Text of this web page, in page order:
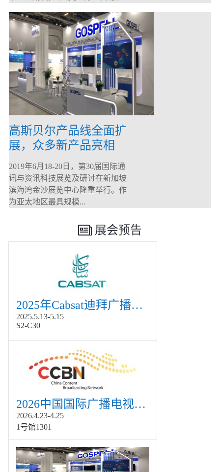
高斯贝尔产品线全面扩
展，众多新产品亮相
CommunicAsia 2019
2019年6月18-20日，第30届国际通
讯与资讯科技展览及研讨在新加坡
滨海湾金沙展览中心隆重举行。作
为亚太地区最具规模...
展会预告
2025年Cabsat迪拜广播电视展
2025.5.13-5.15
S2-C30
2026中国国际广播电视信息网络展览会展
2026.4.23-4.25
1号馆1301